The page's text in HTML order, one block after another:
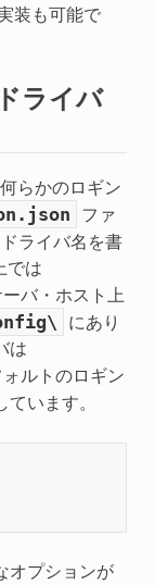
装も可能で
ライバ
らかのロギン
ファ
ライバ名を書
では
バ・ホスト上
にあり
は
ルトのロギン
ています。
オプションが